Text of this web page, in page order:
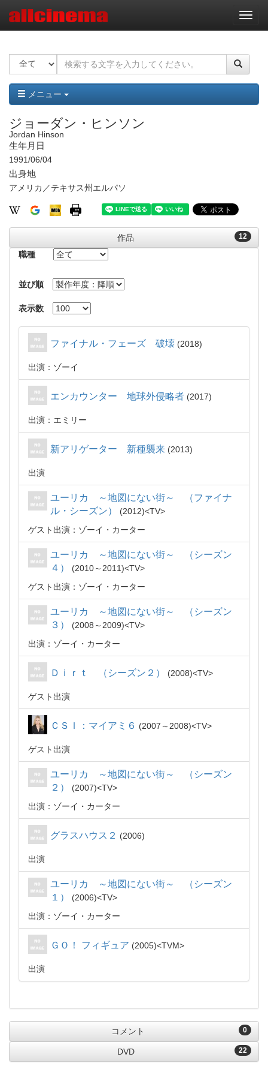
ナ
ビ
ー
ョ
ン
メニュー
ジョーダン・ヒンソン
Jordan Hinson
生年月日
1991/06/04
出身地
アメリカ／テキサス州エルパソ
12
作品
職種
並び順
表示数
ファイナル・フェーズ 破壊 2018
出演：ゾーイ
エンカウンター 地球外侵略者 2017
出演：エミリー
新アリゲーター 新種襲来 2013
出演
ユーリカ ～地図にない街～ （ファイナ
ル・シーズン）
2012
TV
ゲスト出演：ゾーイ・カーター
ユーリカ ～地図にない街～ （シーズン
４）
2010～2011
TV
ゲスト出演：ゾーイ・カーター
ユーリカ ～地図にない街～ （シーズン
３）
2008～2009
TV
出演：ゾーイ・カーター
Ｄｉｒｔ （シーズン２） 2008 TV
ゲスト出演
ＣＳＩ：マイアミ６ 2007～2008 TV
ゲスト出演
ユーリカ ～地図にない街～ （シーズン
２）
2007
TV
出演：ゾーイ・カーター
グラスハウス２ 2006
出演
ユーリカ ～地図にない街～ （シーズン
１）
2006
TV
出演：ゾーイ・カーター
ＧＯ！ フィギュア 2005 TVM
出演
0
コメント
22
DVD